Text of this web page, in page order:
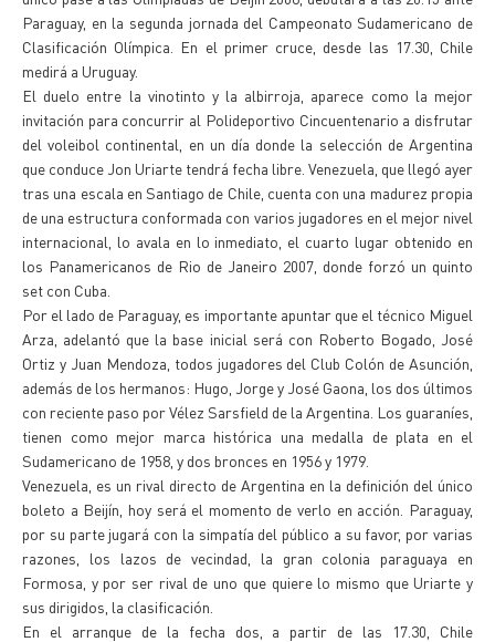
Paraguay, en la segunda jornada del Campeonato Sudamericano de
Clasificación Olímpica. En el primer cruce, desde las 17.30, Chile
medirá a Uruguay.
El duelo entre la vinotinto y la albirroja, aparece como la mejor
invitación para concurrir al Polideportivo Cincuentenario a disfrutar
del voleibol continental, en un día donde la selección de Argentina
que conduce Jon Uriarte tendrá fecha libre. Venezuela, que llegó ayer
tras una escala en Santiago de Chile, cuenta con una madurez propia
de una estructura conformada con varios jugadores en el mejor nivel
internacional, lo avala en lo inmediato, el cuarto lugar obtenido en
los Panamericanos de Rio de Janeiro 2007, donde forzó un quinto
set con Cuba.
Por el lado de Paraguay, es importante apuntar que el técnico Miguel
Arza, adelantó que la base inicial será con Roberto Bogado, José
Ortiz y Juan Mendoza, todos jugadores del Club Colón de Asunción,
además de los hermanos: Hugo, Jorge y José Gaona, los dos últimos
con reciente paso por Vélez Sarsfield de la Argentina. Los guaraníes,
tienen como mejor marca histórica una medalla de plata en el
Sudamericano de 1958, y dos bronces en 1956 y 1979.
Venezuela, es un rival directo de Argentina en la definición del único
boleto a Beijín, hoy será el momento de verlo en acción. Paraguay,
por su parte jugará con la simpatía del público a su favor, por varias
razones, los lazos de vecindad, la gran colonia paraguaya en
Formosa, y por ser rival de uno que quiere lo mismo que Uriarte y
sus dirigidos, la clasificación.
En el arranque de la fecha dos, a partir de las 17.30, Chile